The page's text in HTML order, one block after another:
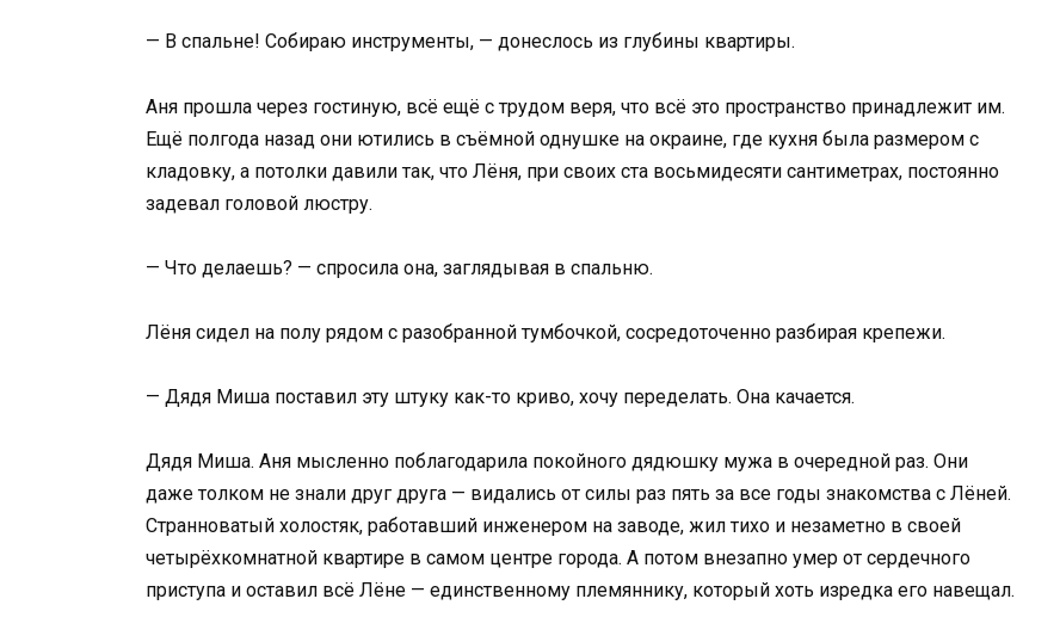
— В спальне! Собираю инструменты, — донеслось из глубины квартиры.
Аня прошла через гостиную, всё ещё с трудом веря, что всё это пространство принадлежит им.
Ещё полгода назад они ютились в съёмной однушке на окраине, где кухня была размером с
кладовку, а потолки давили так, что Лёня, при своих ста восьмидесяти сантиметрах, постоянно
задевал головой люстру.
— Что делаешь? — спросила она, заглядывая в спальню.
Лёня сидел на полу рядом с разобранной тумбочкой, сосредоточенно разбирая крепежи.
— Дядя Миша поставил эту штуку как-то криво, хочу переделать. Она качается.
Дядя Миша. Аня мысленно поблагодарила покойного дядюшку мужа в очередной раз. Они
даже толком не знали друг друга — видались от силы раз пять за все годы знакомства с Лёней.
Странноватый холостяк, работавший инженером на заводе, жил тихо и незаметно в своей
четырёхкомнатной квартире в самом центре города. А потом внезапно умер от сердечного
приступа и оставил всё Лёне — единственному племяннику, который хоть изредка его навещал.